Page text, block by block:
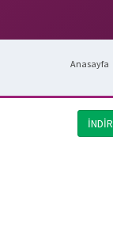
Anasayfa
İNDİR